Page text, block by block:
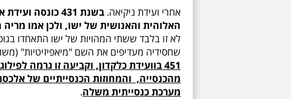
אחרי ועידת ניקיאה.
בשנת 431
האלוהית והאנושית של ישו, ולכן אמו
לא זו בלבד ששתי המהויות של ישו התאחדו
שחסידיה מעדיפים את השם "מיאפיזיטיות"
451 בוועידת כלקדון, וקביעה זו גרמה
מהכנסייה, והמחוזות הכנסייתיים של
מערכת כנסייתית משלה.